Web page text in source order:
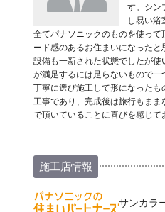
す。シン
し易い浴
全てパナソニックのものを使っ
ード感のあるお住まいになった
設備も一新された状態でしたが
が満足するには足らないもので
丁寧に選び施工して形になった
工事であり、完成後は旅行もま
で頂いていることに喜びを感じて
施工店情報
サンカラ